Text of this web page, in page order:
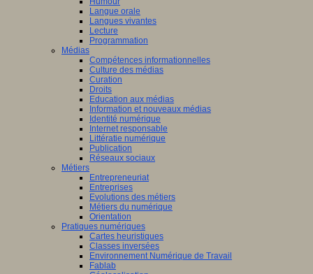
Langue orale
Langues vivantes
Lecture
Programmation
Médias
Compétences informationnelles
Culture des médias
Curation
Droits
Education aux médias
Information et nouveaux médias
Identité numérique
Internet responsable
Littératie numérique
Publication
Réseaux sociaux
Métiers
Entrepreneuriat
Entreprises
Evolutions des métiers
Métiers du numérique
Orientation
Pratiques numériques
Cartes heuristiques
Classes inversées
Environnement Numérique de Travail
Fablab